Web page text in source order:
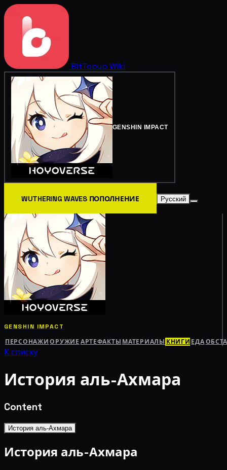
BitTopup Wiki
GENSHIN IMPACT
WUTHERING WAVES ПОПОЛНЕНИЕ Русский
GENSHIN IMPACT
ПЕРСОНАЖИ ОРУЖИЕ АРТЕФАКТЫ МАТЕРИАЛЫ КНИГИ ЕДА
К списку
История аль-Ахмара
Content
История аль-Ахмара
История аль-Ахмара